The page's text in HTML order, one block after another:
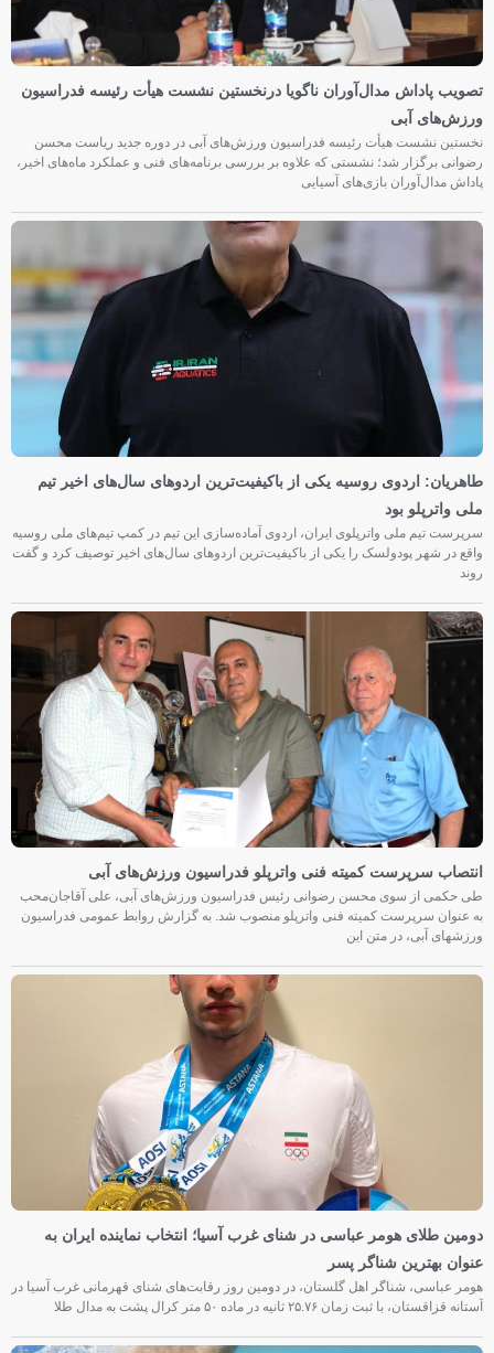
تصویب پاداش مدال‌آوران ناگویا درنخستین نشست هیأت رئیسه فدراسیون
ورزش‌های آبی
نخستین نشست هیأت رئیسه فدراسیون ورزش‌های آبی در دوره جدید ریاست محسن
رضوانی برگزار شد؛ نشستی که علاوه بر بررسی برنامه‌های فنی و عملکرد ماه‌های اخیر،
پاداش مدال‌آوران بازی‌های آسیایی
طاهریان: اردوی روسیه یکی از باکیفیت‌ترین اردوهای سال‌های اخیر تیم
ملی واترپلو بود
سرپرست تیم ملی واترپلوی ایران، اردوی آماده‌سازی این تیم در کمپ تیم‌های ملی روسیه
واقع در شهر پودولسک را یکی از باکیفیت‌ترین اردوهای سال‌های اخیر توصیف کرد و گفت
روند
انتصاب سرپرست کمیته فنی واترپلو فدراسیون ورزش‌های آبی
طی حکمی از سوی محسن رضوانی رئیس فدراسیون ورزش‌های آبی، علی آقاجان‌محب
به عنوان سرپرست کمیته فنی واترپلو منصوب شد. به گزارش روابط عمومی فدراسیون
ورزشهای آبی، در متن این
دومین طلای هومر عباسی در شنای غرب آسیا؛ انتخاب نماینده ایران به
عنوان بهترین شناگر پسر
هومر عباسی، شناگر اهل گلستان، در دومین روز رقابت‌های شنای قهرمانی غرب آسیا در
آستانه قزاقستان، با ثبت زمان ۲۵.۷۶ ثانیه در ماده ۵۰ متر کرال پشت به مدال طلا